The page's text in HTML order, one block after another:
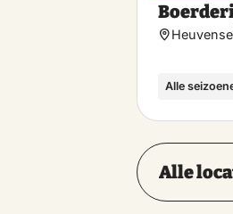
Alle
Alle